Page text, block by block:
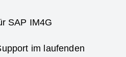
SAP IM4G
im laufenden